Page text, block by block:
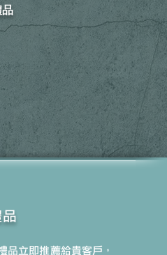
品立即推薦給貴客戶，